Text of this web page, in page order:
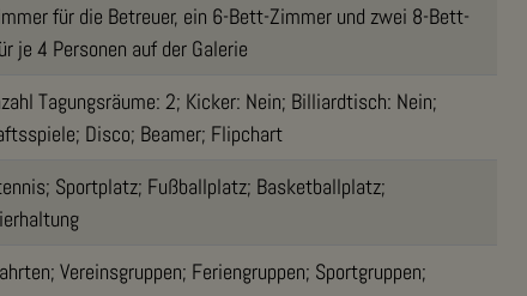
für die Betreuer, ein 6-Bett-Zimmer und zwei 8-Bett-
je 4 Personen auf der Galerie
Tagungsräume: 2; Kicker: Nein; Billiardtisch: Nein;
Disco; Beamer; Flipchart
Sportplatz; Fußballplatz; Basketballplatz;
Vereinsgruppen; Feriengruppen; Sportgruppen;